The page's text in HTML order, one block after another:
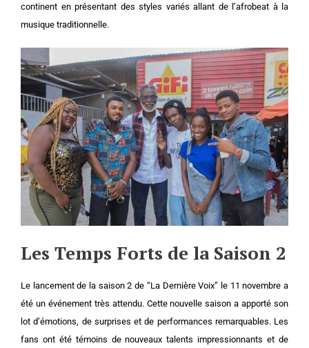
continent en présentant des styles variés allant de l’afrobeat à la
musique traditionnelle.
Les Temps Forts de la Saison 2
Le lancement de la saison 2 de “La Dernière Voix” le 11 novembre a
été un événement très attendu. Cette nouvelle saison a apporté son
lot d’émotions, de surprises et de performances remarquables. Les
fans ont été témoins de nouveaux talents impressionnants et de